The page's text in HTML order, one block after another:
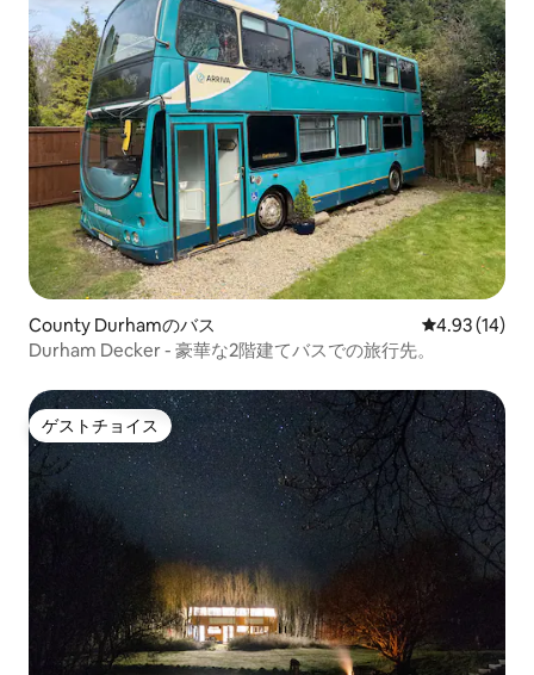
County Durhamのバス レビュー14
4.93 (14)
Durham Decker - 豪華な2階建てバスでの旅行先。
ゲストチョイス
ゲストチョイス